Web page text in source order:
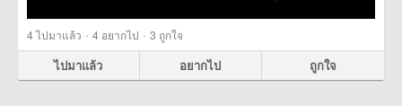
4ไปมาแล้ว · 4 อยากไป · 3 ถูกใจ
ไปมาแล้ว อยากไป ถูกใจ